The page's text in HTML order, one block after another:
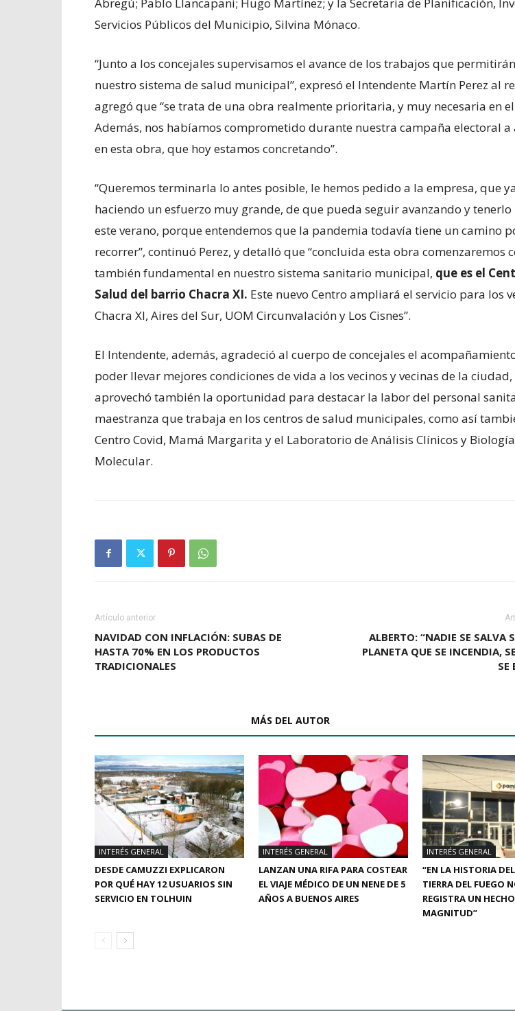
Servicios Públicos del Municipio, Silvina Mónaco.
“Junto a los concejales supervisamos el avance de los trabajos que
nuestro sistema de salud municipal”, expresó el Intendente Martín Perez al
agregó que “se trata de una obra realmente prioritaria, y muy necesaria en
Además, nos habíamos comprometido durante nuestra campaña electoral a
en esta obra, que hoy estamos concretando”.
“Queremos terminarla lo antes posible, le hemos pedido a la empresa, que
haciendo un esfuerzo muy grande, de que pueda seguir avanzando y
este verano, porque entendemos que la pandemia todavía tiene un camino
recorrer”, continuó Perez, y detalló que “concluida esta obra comenzaremos
también fundamental en nuestro sistema sanitario municipal, que es el
Salud del barrio Chacra XI. Este nuevo Centro ampliará el servicio para los
Chacra XI, Aires del Sur, UOM Circunvalación y Los Cisnes”.
El Intendente, además, agradeció al cuerpo de concejales el
poder llevar mejores condiciones de vida a los vecinos y vecinas de la ciudad,
aprovechó también la oportunidad para destacar la labor del personal
maestranza que trabaja en los centros de salud municipales, como así
Centro Covid, Mamá Margarita y el Laboratorio de Análisis Clínicos y Biología
Molecular.
Artículo anterior
NAVIDAD CON INFLACIÓN: SUBAS DE
HASTA 70% EN LOS PRODUCTOS
TRADICIONALES
ALBERTO: “NADIE SE SALVA
PLANETA QUE SE INCENDIA,
SE
MÁS DEL AUTOR
INTERÉS GENERAL
DESDE CAMUZZI EXPLICARON
POR QUÉ HAY 12 USUARIOS SIN
SERVICIO EN TOLHUIN
INTERÉS GENERAL
LANZAN UNA RIFA PARA COSTEAR
EL VIAJE MÉDICO DE UN NENE DE 5
AÑOS A BUENOS AIRES
INTERÉS GENERAL
“EN LA HISTORIA
TIERRA DEL FUEGO
REGISTRA UN
MAGNITUD”